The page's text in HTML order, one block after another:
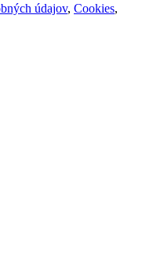
údajov, Cookies,